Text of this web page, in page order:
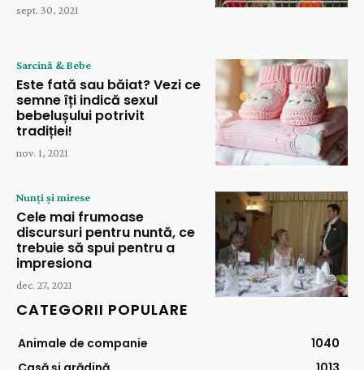
sept. 30, 2021
Sarcină & Bebe
Este fată sau băiat? Vezi ce
semne îți indică sexul
bebelușului potrivit
tradiției!
nov. 1, 2021
Nunți și mirese
Cele mai frumoase
discursuri pentru nuntă, ce
trebuie să spui pentru a
impresiona
dec. 27, 2021
CATEGORII POPULARE
Animale de companie
1040